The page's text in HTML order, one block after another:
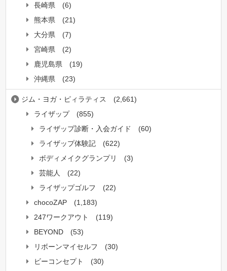
長崎県
(6)
熊本県
(21)
大分県
(7)
宮崎県
(2)
鹿児島県
(19)
沖縄県
(23)
ジム・ヨガ・ピィラティス
(2,661)
ライザップ
(855)
ライザップ診断・入会ガイド
(60)
ライザップ体験記
(622)
ボディメイクグランプリ
(3)
芸能人
(22)
ライザップゴルフ
(22)
chocoZAP
(1,183)
247ワークアウト
(119)
BEYOND
(53)
リボーンマイセルフ
(30)
ビーコンセプト
(30)